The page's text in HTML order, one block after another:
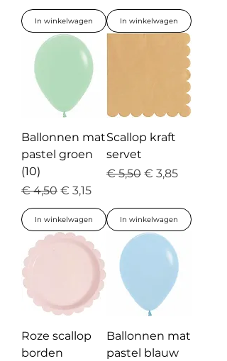
In winkelwagen In winkelwagen
Ballonnen mat
pastel groen
(10)
Normale prijs
€ 4,50 Verkoopprijs
€ 3,15
In winkelwagen
Scallop kraft
servet
Normale prijs
€ 5,50 Verkoopprijs
€ 3,85
In winkelwagen
Roze scallop
borden
Ballonnen mat
pastel blauw